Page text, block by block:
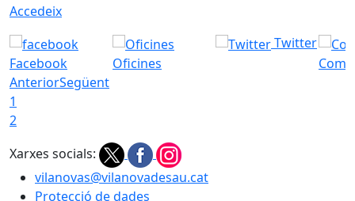
Accedeix
Facebook Oficines
Twitter
Com
AnteriorSegüent
1
2
Xarxes socials:
vilanovas@vilanovadesau.cat
Protecció de dades